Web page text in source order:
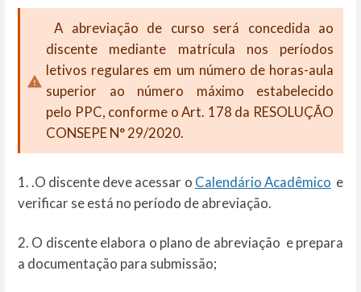
A abreviação de curso será concedida ao
discente mediante matrícula nos períodos
letivos regulares em um número de horas-aula
superior ao número máximo estabelecido
pelo PPC, conforme o Art. 178 da RESOLUÇÃO
CONSEPE N° 29/2020.
1. .O discente deve acessar o Calendário Acadêmico e
verificar se está no período de abreviação.
2. O discente elabora o plano de abreviação e prepara
a documentação para submissão;